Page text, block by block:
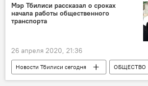
Мэр Тбилиси рассказал о сроках
начала работы общественного
транспорта
26 апреля 2020, 21:36
Новости Тбилиси сегодня
ОБЩЕСТВО
Грузия
НОВОСТИ Тбилиси